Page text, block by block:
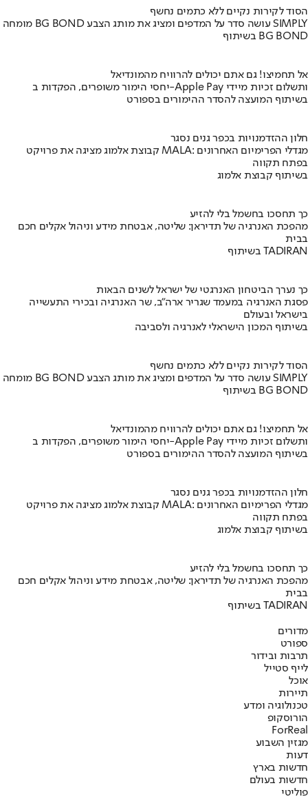
הסוד לקירות נקיים ללא כתמים נחשף
מומחה BG BOND עושה סדר על המדפים ומציג את מותג הצבע SIMPLY
בשיתוף BG BOND
אל תחמיצו! גם אתם יכולים להרוויח מהמונדיאל
יחסי הימור משופרים, הפקדות ב-Apple Pay ותשלום זכיות מיידי
בשיתוף המועצה להסדר ההימורים בספורט
חלון ההזדמנויות בכפר גנים נסגר
קבוצת אלמוג מציגה את פרויקט MALA: מגדלי הפרימיום האחרונים
בפתח תקווה
בשיתוף קבוצת אלמוג
כך תחסכו בחשמל בלי להזיע
מהפכת האנרגיה של תדיראן: שליטה, אבטחת מידע וניהול אקלים חכם
בבית
בשיתוף TADIRAN
כך נערך הביטחון האנרגטי של ישראל לשנים הבאות
פסגת האנרגיה במעמד שגריר ארה"ב, שר האנרגיה ובכירי התעשייה
בישראל ובעולם
בשיתוף המכון הישראלי לאנרגיה ולסביבה
הסוד לקירות נקיים ללא כתמים נחשף
מומחה BG BOND עושה סדר על המדפים ומציג את מותג הצבע SIMPLY
בשיתוף BG BOND
אל תחמיצו! גם אתם יכולים להרוויח מהמונדיאל
יחסי הימור משופרים, הפקדות ב-Apple Pay ותשלום זכיות מיידי
בשיתוף המועצה להסדר ההימורים בספורט
חלון ההזדמנויות בכפר גנים נסגר
קבוצת אלמוג מציגה את פרויקט MALA: מגדלי הפרימיום האחרונים
בפתח תקווה
בשיתוף קבוצת אלמוג
כך תחסכו בחשמל בלי להזיע
מהפכת האנרגיה של תדיראן: שליטה, אבטחת מידע וניהול אקלים חכם
בבית
בשיתוף TADIRAN
מדורים
ספורט
תרבות ובידור
לייף סטייל
אוכל
תיירות
טכנולוגיה ומדע
הורוסקופ
ForReal
מגזין השבוע
דעות
חדשות בארץ
חדשות בעולם
פוליטי